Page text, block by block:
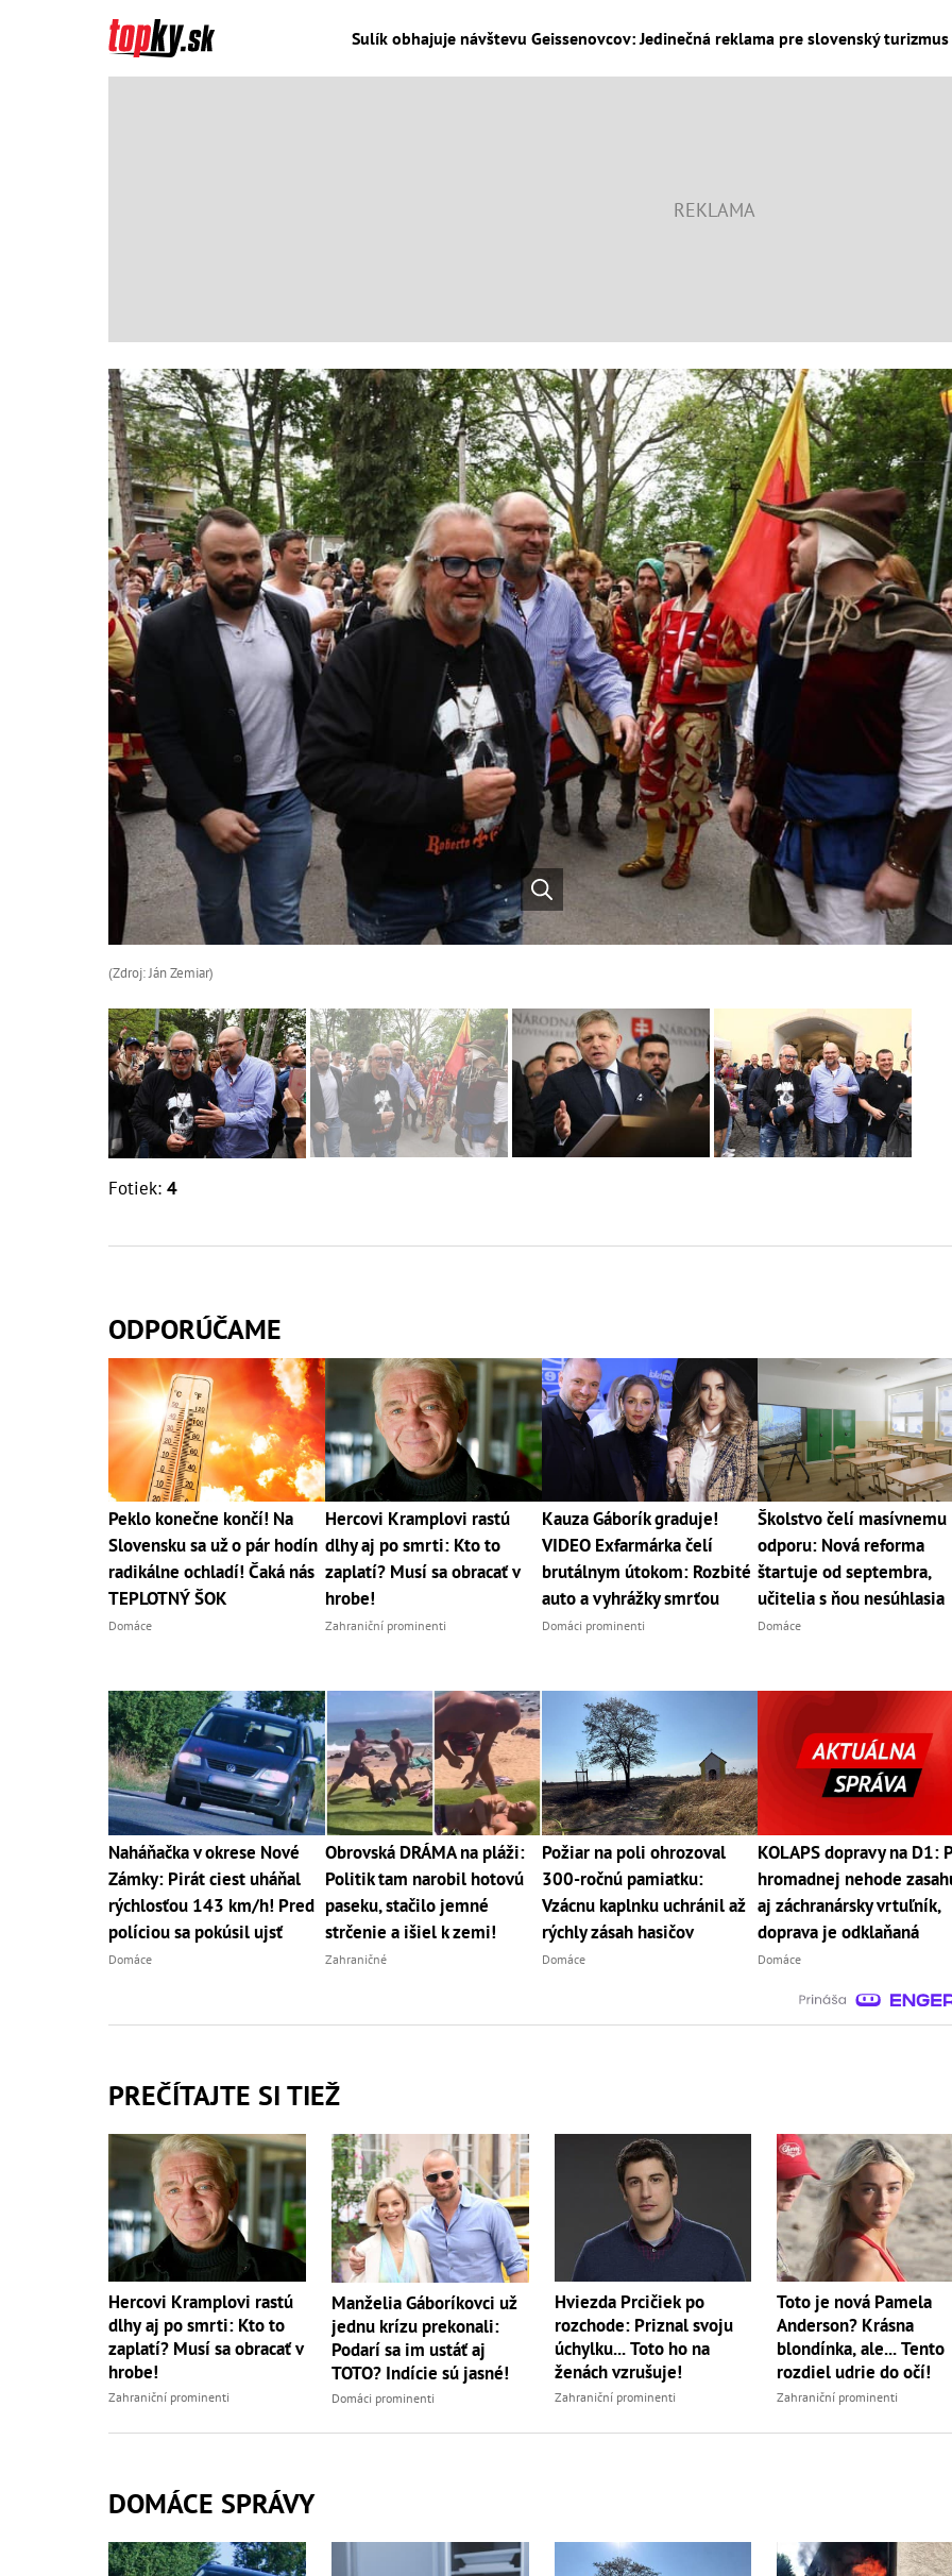
Sulík obhajuje návštevu Geissenovcov: Jedinečná reklama pre slovenský
(Zdroj: Ján Zemiar)
Fotiek: 4
ODPORÚČAME
Peklo konečne končí! Na
Slovensku sa už o pár hodín
radikálne ochladí! Čaká nás
TEPLOTNÝ ŠOK
Domáce
Hercovi Kramplovi rastú
dlhy aj po smrti: Kto to
zaplatí? Musí sa obracať v
hrobe!
Zahraniční prominenti
Kauza Gáborík graduje!
VIDEO Exfarmárka čelí
brutálnym útokom: Rozbité
auto a vyhrážky smrťou
Domáci prominenti
Školstvo čelí masívnemu
odporu: Nová reforma
štartuje od septembra,
učitelia s ňou nesúhlasia
Domáce
Naháňačka v okrese Nové
Zámky: Pirát ciest uháňal
rýchlosťou 143 km/h! Pred
políciou sa pokúsil ujsť
Domáce
Obrovská DRÁMA na pláži:
Politik tam narobil hotovú
paseku, stačilo jemné
strčenie a išiel k zemi!
Zahraničné
Požiar na poli ohrozoval
300-ročnú pamiatku:
Vzácnu kaplnku uchránil až
rýchly zásah hasičov
Domáce
KOLAPS dopravy na D1:
hromadnej nehode
aj záchranársky vrtuľník,
doprava je odklaňaná
Domáce
PREČÍTAJTE SI TIEŽ
Hercovi Kramplovi rastú
dlhy aj po smrti: Kto to
zaplatí? Musí sa obracať v
hrobe!
Zahraniční prominenti
Manželia Gáboríkovci už
jednu krízu prekonali:
Podarí sa im ustáť aj
TOTO? Indície sú jasné!
Domáci prominenti
Hviezda Prcičiek po
rozchode: Priznal svoju
úchylku... Toto ho na
ženách vzrušuje!
Zahraniční prominenti
Toto je nová Pamela
Anderson? Krásna
blondínka, ale... Tento
rozdiel udrie do očí!
Zahraniční prominenti
DOMÁCE SPRÁVY